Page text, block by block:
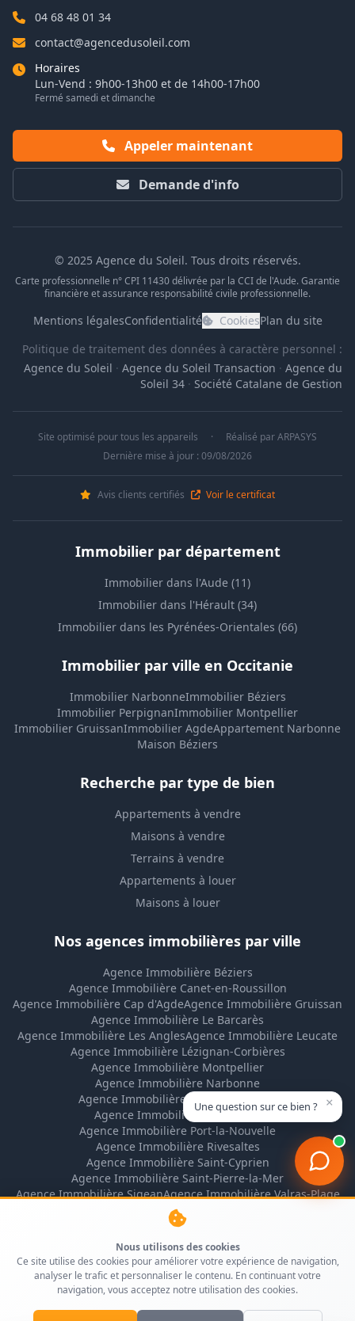
Nous utilisons des cookies
Ce site utilise des cookies pour améliorer votre expérience de navigation,
analyser le trafic et personnaliser le contenu. En continuant votre
navigation, vous acceptez notre utilisation des cookies.
04 68 48 01 34
contact@agencedusoleil.com
Horaires
Lun-Vend : 9h00-13h00 et de 14h00-17h00
Fermé samedi et dimanche
Appeler maintenant
Demande d'info
© 2025 Agence du Soleil. Tous droits réservés.
Carte professionnelle n° CPI 11430 délivrée par la CCI de l'Aude. Garantie
financière et assurance responsabilité civile professionnelle.
Mentions légalesConfidentialité CookiesPlan du site
Politique de traitement des données à caractère personnel :
Agence du Soleil · Agence du Soleil Transaction · Agence du
Soleil 34 · Société Catalane de Gestion
Site optimisé pour tous les appareils · Réalisé parARPASYS
Dernière mise à jour : 09/08/2026
Avis clients certifiés Voir le certificat
Immobilier par département
Immobilier dans l'Aude (11)
Immobilier dans l'Hérault (34)
Immobilier dans les Pyrénées-Orientales (66)
Immobilier par ville en Occitanie
Immobilier NarbonneImmobilier Béziers
Immobilier PerpignanImmobilier Montpellier
Immobilier GruissanImmobilier AgdeAppartement Narbonne
Maison Béziers
Recherche par type de bien
Appartements à vendre
Maisons à vendre
Terrains à vendre
Appartements à louer
Maisons à louer
Nos agences immobilières par ville
Agence Immobilière Béziers
Agence Immobilière Canet-en-Roussillon
Agence Immobilière Cap d'AgdeAgence Immobilière Gruissan
Agence Immobilière Le Barcarès
Agence Immobilière Les AnglesAgence Immobilière Leucate
Agence Immobilière Lézignan-Corbières
Agence Immobilière Montpellier
Agence Immobilière Narbonne
Agence Immobilière Narbonne-Plage
Agence Immobilière Perpignan
Agence Immobilière Port-la-Nouvelle
Agence Immobilière Rivesaltes
Agence Immobilière Saint-Cyprien
Agence Immobilière Saint-Pierre-la-Mer
Agence Immobilière SigeanAgence Immobilière Valras-Plage
Une question sur ce bien ? ×